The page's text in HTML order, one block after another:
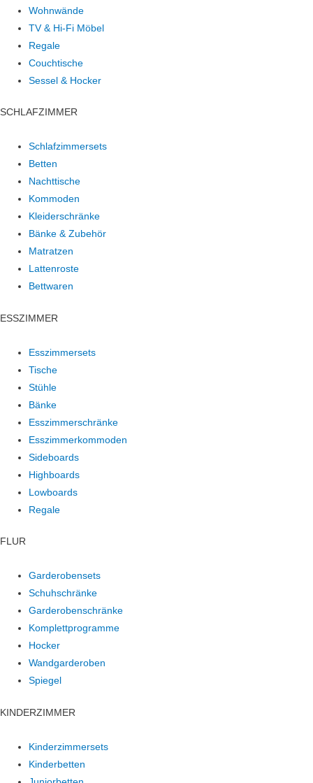
Wohnwände
TV & Hi-Fi Möbel
Regale
Couchtische
Sessel & Hocker
SCHLAFZIMMER
Schlafzimmersets
Betten
Nachttische
Kommoden
Kleiderschränke
Bänke & Zubehör
Matratzen
Lattenroste
Bettwaren
ESSZIMMER
Esszimmersets
Tische
Stühle
Bänke
Esszimmerschränke
Esszimmerkommoden
Sideboards
Highboards
Lowboards
Regale
FLUR
Garderobensets
Schuhschränke
Garderobenschränke
Komplettprogramme
Hocker
Wandgarderoben
Spiegel
KINDERZIMMER
Kinderzimmersets
Kinderbetten